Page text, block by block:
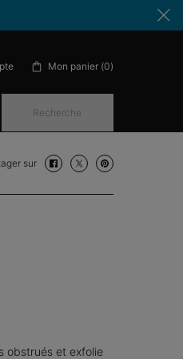
Mon panier 0
0 produit in cart
Recherche
sur Partager sur facebook
Partager sur twitter
Partager sur
obstrués et exfolie